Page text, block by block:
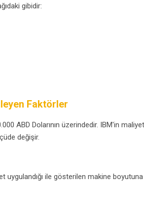
gibidir:
Faktörler
ABD Dolarının üzerindedir. IBM'in
değişir.
uygulandığı ile gösterilen makine